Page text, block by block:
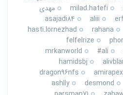
milad.hatefi
مهدی
aliii
asajadi84
rahana
hasti.lornezhad
felfelrize
ali#
mrkanworld
hamidsbj
amirapex
dragon96nfs
desmond
ashlly